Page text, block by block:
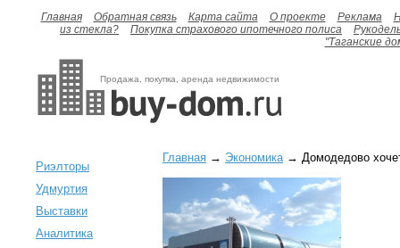
Главная Обратная связь Карта сайта О проекте Реклама
из стекла?
Покупка страхового ипотечного полиса
"Таганские
Продажа, покупка, аренда недвижимости
Риэлторы
Удмуртия
Выставки
Аналитика
Главная → Экономика→ Домодедово